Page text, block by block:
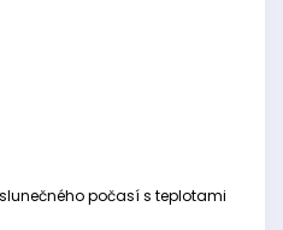
počasí s teplotami